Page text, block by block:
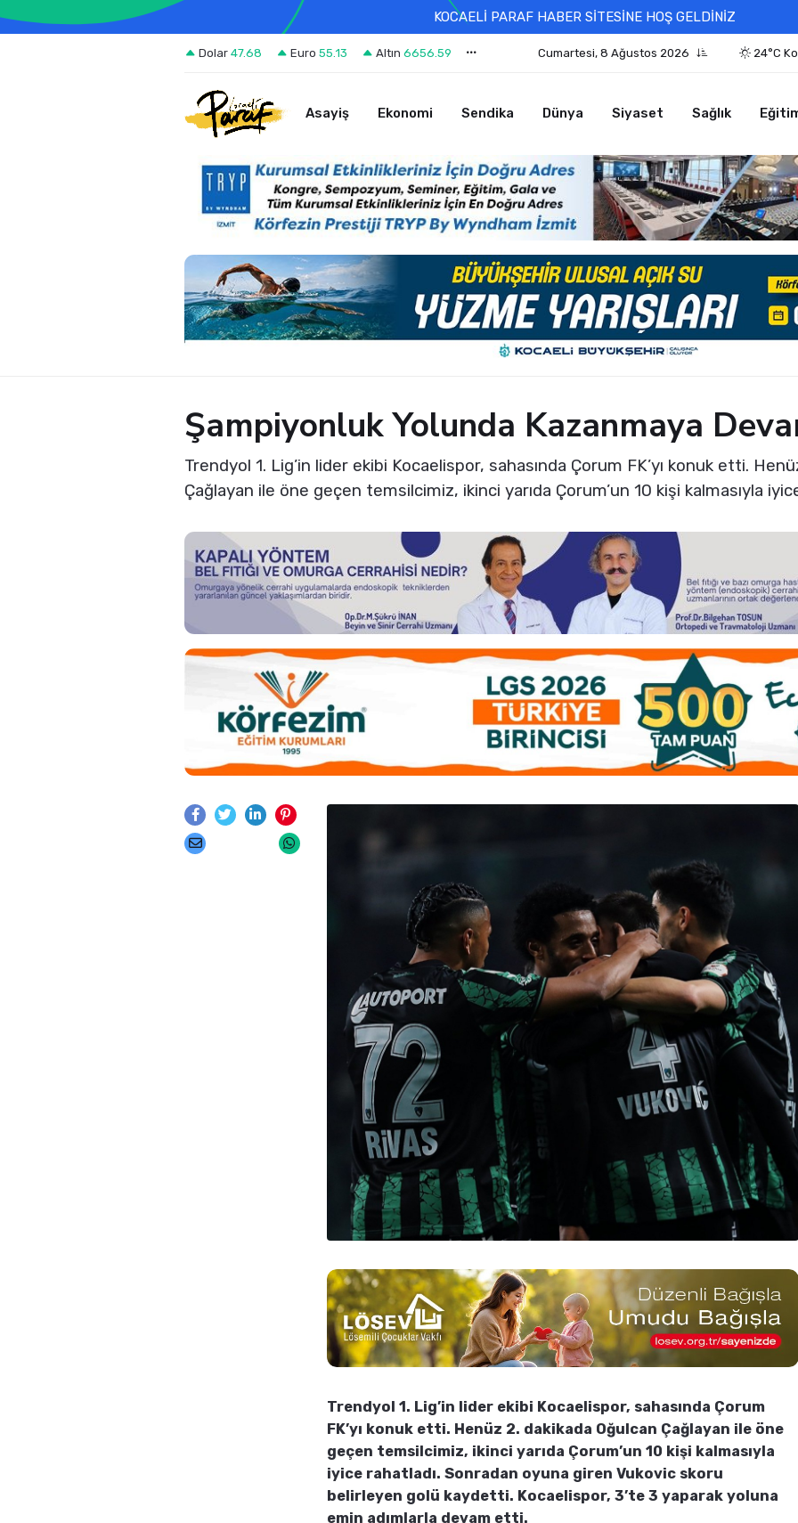
KOCAELİ PARAF HABER SİTESİNE HOŞ GELDİNİZ
Dolar 47.68 Euro 55.13 Altın 6656.59 Cumartesi, 8 Ağustos 2026 24°C
Asayiş Ekonomi Sendika Dünya Siyaset Sağlık
Şampiyonluk Yolunda Kazanmaya
Trendyol 1. Lig’in lider ekibi Kocaelispor, sahasında Çorum FK’yı konuk etti.
Çağlayan ile öne geçen temsilcimiz, ikinci yarıda Çorum’un 10 kişi kalmasıyla
Trendyol 1. Lig’in lider ekibi Kocaelispor, sahasında Çorum
FK’yı konuk etti. Henüz 2. dakikada Oğulcan Çağlayan ile öne
geçen temsilcimiz, ikinci yarıda Çorum’un 10 kişi kalmasıyla
iyice rahatladı. Sonradan oyuna giren Vukovic skoru
belirleyen golü kaydetti. Kocaelispor, 3’te 3 yaparak yoluna
emin adımlarla devam etti.